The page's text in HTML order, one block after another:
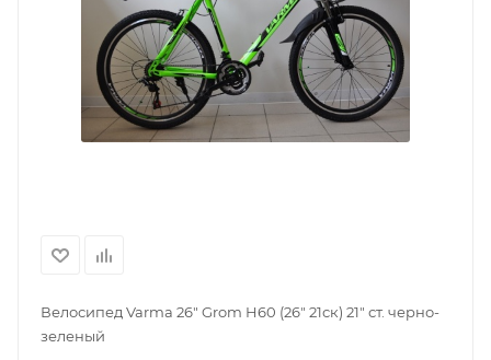
Велосипед Varma 26" Grom H60 (26" 21ск) 21" ст. черно-
зеленый